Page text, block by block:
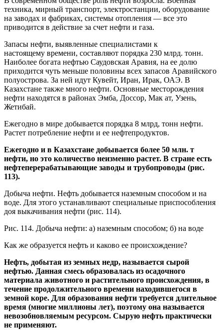
техника, мирный транспорт, электростанции, оборудование
на заводах и фабриках, системы отопления — все это
приводится в действие за счет нефти и газа.
Запасы нефти, выявленные специалистами к
настоящему времени, составляют порядка 230 млрд. тонн.
Наиболее богата нефтью Саудовская Аравия, на ее долю
приходится чуть меньше половины всех запасов Аравийского
полуострова. За ней идут Кувейт, Иран, Ирак, ОАЭ. В
Казахстане также много нефти. Основные месторождения
нефти находятся в районах Эмба, Доссор, Мак ат, Узень,
Жетибай.
Ежегодно в мире добывается порядка 8 млрд, тонн нефти.
Растет потребление нефти и ее нефтепродуктов.
Ежегодно и в Казахстане добывается более 50 млн. т
нефти, но это количество неизменно растет. В стране есть
нефтеперерабатывающие заводы и трубопроводы (рис.
113).
Добыча нефти. Нефть добывается наземным способом и на
воде. Для этого устанавливают специальные приспособления
доя выкачивания нефти (рис. 114).
Рис. 114. Добыча нефти: а) наземным способом; б) на воде
Как же образуется нефть и каково ее происхождение?
Нефть, добытая из земных недр, называется сырой
нефтью. Данная смесь образовалась из осадочного
материала животного и растительного происхождения, в
течение продолжительного времени находившегося в
земной коре. Для образования нефти требуется длительное
время (многие миллионы лет), поэтому она называется
невозобновляемым ресурсом. Сырую нефть практически
не применяют.